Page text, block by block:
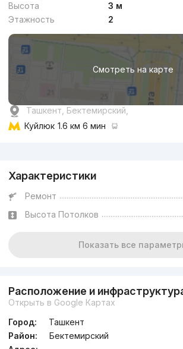
Высота
3 м
Этажность
2
Смотреть на карте
Ташкент, Бектемирский,
Куйлюк 1.6 км 6 мин
Характеристики
Ремонт
Высота Потолков
Показать все
Расположение и
Открыть в Google Картах
Город:
Ташкент
Район:
Бектемирский